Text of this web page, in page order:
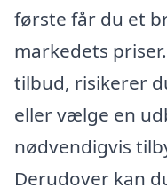
første får du et
markedets
tilbud, risikerer
eller vælge en
nødvendigvis
Derudover kan